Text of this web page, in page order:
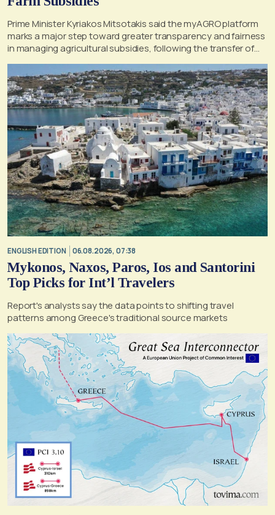
Prime Minister Kyriakos Mitsotakis said the myAGRO platform
marks a major step toward greater transparency and fairness
in managing agricultural subsidies, following the transfer of
ENGLISH EDITION 06.08.2026, 07:38
Mykonos, Naxos, Paros, Ios and Santorini
Top Picks for Int’l Travelers
Report's analysts say the data points to shifting travel
patterns among Greece's traditional source markets